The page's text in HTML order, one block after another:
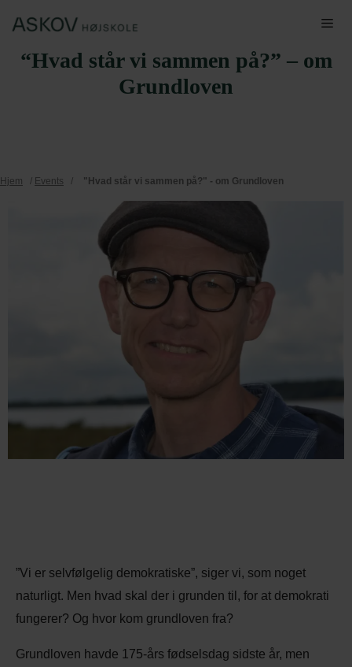
indhold“Hvad står vi sammen på?” – om
Grundloven
Hjem / Events / "Hvad står vi sammen på?" - om Grundloven
”Vi er selvfølgelig demokratiske”, siger vi, som noget
naturligt. Men hvad skal der i grunden til, for at demokrati
fungerer? Og hvor kom grundloven fra?
Grundloven havde 175-års fødselsdag sidste år, men